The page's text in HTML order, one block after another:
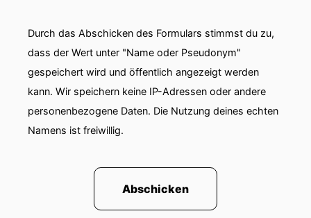
Durch das Abschicken des Formulars stimmst du zu,
dass der Wert unter "Name oder Pseudonym"
gespeichert wird und öffentlich angezeigt werden
kann. Wir speichern keine IP-Adressen oder andere
personenbezogene Daten. Die Nutzung deines echten
Namens ist freiwillig.
Abschicken